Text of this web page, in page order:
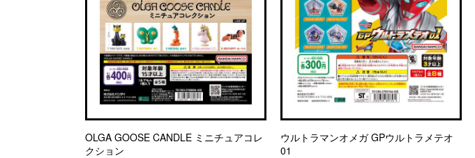
OLGA GOOSE CANDLE ミニチュアコレ
クション
ウルトラマンオメガ GPウルトラメテオ
01